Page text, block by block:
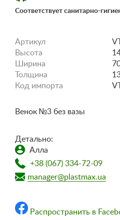
Соответствует санитарно-
Артикул
Высота
Ширина
Толщина
Код импорта
Венок №3 без вазы
Детально:
Алла
+38 (067) 334-72-09
manager@plastmax.ua
Распространить в